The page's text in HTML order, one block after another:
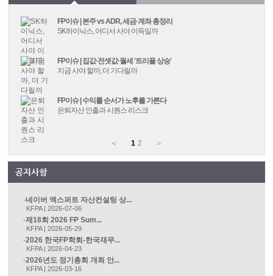
FP이슈 | 본주 vs ADR, 세금·계좌 총정리
SK하이닉스, 어디서 사야 이득일까
FP이슈 | 집값·전셋값·월세 '트리플 상승'
지금 사야 할까, 더 기다릴까
FP이슈 | 수익률 순서가 노후를 가른다
은퇴자산 인출과 시퀀스 리스크
＜ 1 2 ＞
네이버 엑스퍼트 자산컨설팅 상...
KFPA | 2026-07-06
제18회 2026 FP Sum...
KFPA | 2026-05-29
2026 한국FP학회-한국재무...
KFPA | 2026-04-23
2026년도 정기총회 개최 안...
KFPA | 2026-03-16